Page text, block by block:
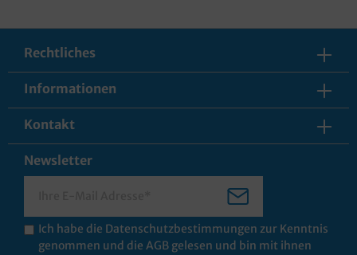
Rechtliches
Informationen
Kontakt
Newsletter
Ich habe die Datenschutzbestimmungen zur Kenntnis
genommen und die AGB gelesen und bin mit ihnen